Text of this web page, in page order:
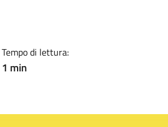
Tempo di lettura:
1 min